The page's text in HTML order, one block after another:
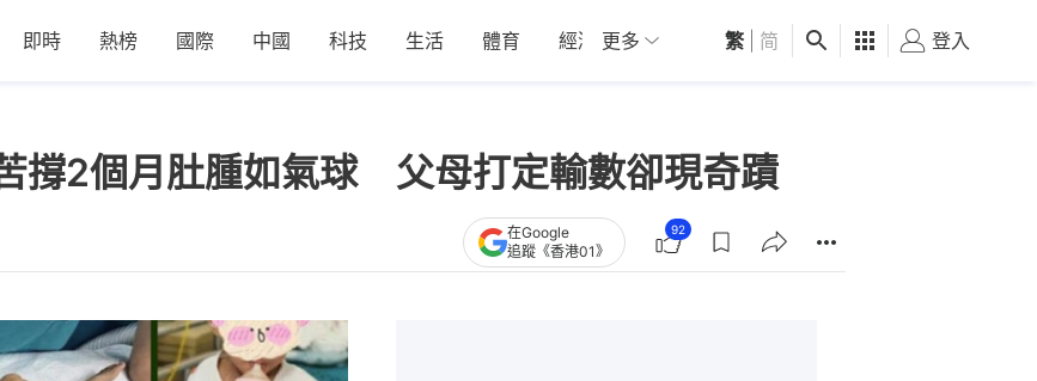
即時 熱榜 國際 中國 科技 生活 體育 經濟 01深圳 觀點 健康 好食玩飛
更多 繁 简 登入
撐2個月肚腫如氣球 父母打定輸數卻現奇蹟
在Google
追蹤《香港01》
92